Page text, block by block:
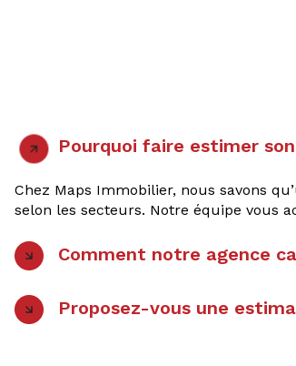
Pourquoi faire estimer
Chez Maps Immobilier, nous savons
selon les secteurs. Notre équipe vous
Comment notre agence
Proposez-vous une